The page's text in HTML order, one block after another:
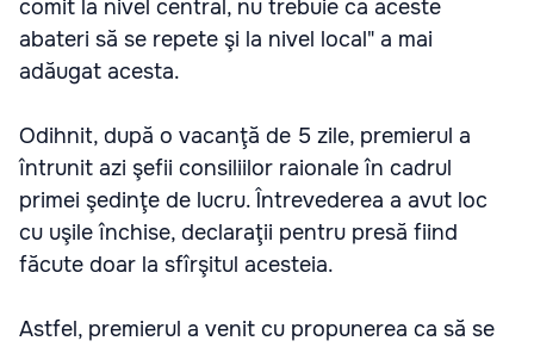
comit la nivel central, nu trebuie ca aceste
abateri să se repete şi la nivel local" a mai
adăugat acesta.
Odihnit, după o vacanţă de 5 zile, premierul a
întrunit azi şefii consiliilor raionale în cadrul
primei şedinţe de lucru. Întrevederea a avut loc
cu uşile închise, declaraţii pentru presă fiind
făcute doar la sfîrşitul acesteia.
Astfel, premierul a venit cu propunerea ca să se